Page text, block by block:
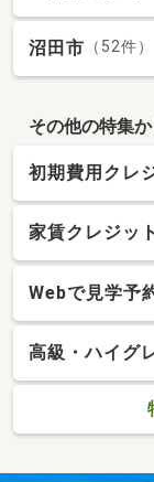
沼田市 （52件）
その他の特集
初期費用クレ
家賃クレジッ
Webで見学予
高級・ハイグ